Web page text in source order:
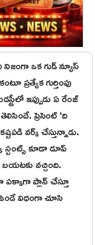
ఒక గుడ్ న్యూస్
ప్రత్యేక గుర్తింపు
ఇప్పుడు ఏ రేంజ్
ప్రెసెంట్ ‘ది
వర్క్ చేస్తున్నాడు.
కూడా డూప్
వచ్చింది.
ప్లాన్ చేస్తూ
విధంగా చూసి